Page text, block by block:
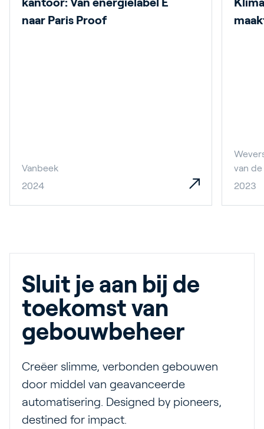
naar Paris Proof
Vanbeek
2024
van
2023
Sluit je aan bij de
toekomst van
gebouwbeheer
Creëer slimme, verbonden gebouwen
door middel van geavanceerde
automatisering. Designed by pioneers,
destined for impact.